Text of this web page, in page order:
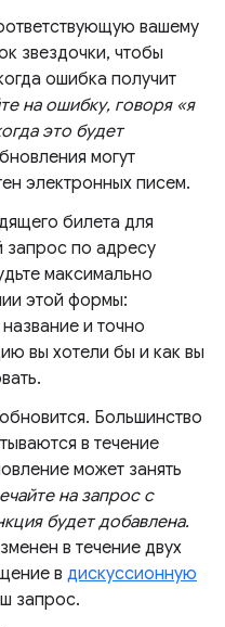
вашему
звездочки, чтобы
ошибка получит
на ошибку, говоря «я
это будет
могут
электронных писем.
билета для
запрос по адресу
максимально
этой формы:
и точно
вы хотели бы и как вы
Большинство
в течение
может занять
на запрос с
будет добавлена.
в течение двух
в дискуссионную
запрос.